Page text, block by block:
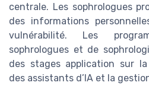
centrale. Les sophrologues
des informations
vulnérabilité. Les
sophrologues et de
des stages application sur
des assistants d’IA et la